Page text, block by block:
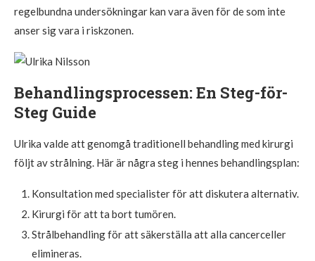
regelbundna undersökningar kan vara även för de som inte
anser sig vara i riskzonen.
Behandlingsprocessen: En Steg-för-
Steg Guide
Ulrika valde att genomgå traditionell behandling med kirurgi
följt av strålning. Här är några steg i hennes behandlingsplan:
Konsultation med specialister för att diskutera alternativ.
Kirurgi för att ta bort tumören.
Strålbehandling för att säkerställa att alla cancerceller
elimineras.